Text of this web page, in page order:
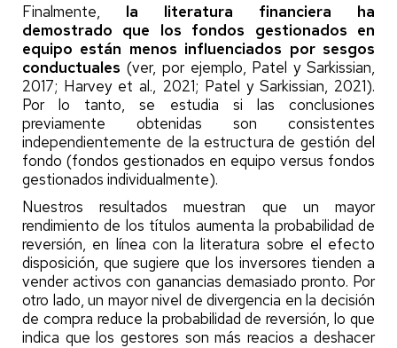
Finalmente, la literatura financiera ha
demostrado que los fondos gestionados en
equipo están menos influenciados por sesgos
conductuales (ver, por ejemplo, Patel y Sarkissian,
2017; Harvey et al., 2021; Patel y Sarkissian, 2021).
Por lo tanto, se estudia si las conclusiones
previamente obtenidas son consistentes
independientemente de la estructura de gestión del
fondo (fondos gestionados en equipo versus fondos
gestionados individualmente).
Nuestros resultados muestran que un mayor
rendimiento de los títulos aumenta la probabilidad de
reversión, en línea con la literatura sobre el efecto
disposición, que sugiere que los inversores tienden a
vender activos con ganancias demasiado pronto. Por
otro lado, un mayor nivel de divergencia en la decisión
de compra reduce la probabilidad de reversión, lo que
indica que los gestores son más reacios a deshacer